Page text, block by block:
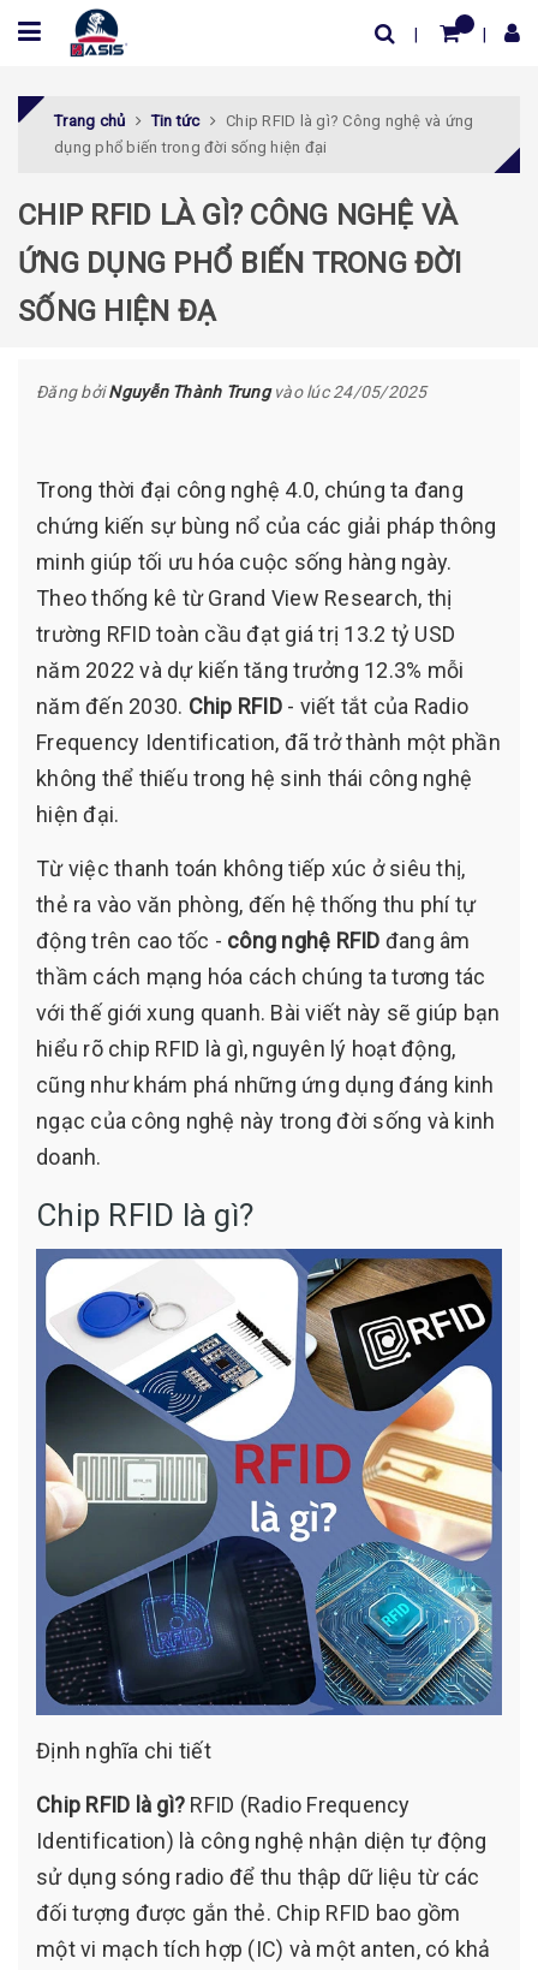
Trang chủ Tin tức
Chip RFID là gì? Công nghệ và ứng
dụng phổ biến trong đời sống hiện đại
CHIP RFID LÀ GÌ? CÔNG NGHỆ VÀ
ỨNG DỤNG PHỔ BIẾN TRONG ĐỜI
SỐNG HIỆN ĐẠ
Đăng bởiNguyễn Thành Trungvào lúc 24/05/2025
Trong thời đại công nghệ 4.0, chúng ta đang
chứng kiến sự bùng nổ của các giải pháp thông
minh giúp tối ưu hóa cuộc sống hàng ngày.
Theo thống kê từ Grand View Research, thị
trường RFID toàn cầu đạt giá trị 13.2 tỷ USD
năm 2022 và dự kiến tăng trưởng 12.3% mỗi
năm đến 2030. Chip RFID- viết tắt của Radio
Frequency Identification, đã trở thành một phần
không thể thiếu trong hệ sinh thái công nghệ
hiện đại.
Từ việc thanh toán không tiếp xúc ở siêu thị,
thẻ ra vào văn phòng, đến hệ thống thu phí tự
động trên cao tốc - công nghệ RFID đang âm
thầm cách mạng hóa cách chúng ta tương tác
với thế giới xung quanh. Bài viết này sẽ giúp bạn
hiểu rõ chip RFID là gì, nguyên lý hoạt động,
cũng như khám phá những ứng dụng đáng kinh
ngạc của công nghệ này trong đời sống và kinh
doanh.
Chip RFID là gì?
Định nghĩa chi tiết
Chip RFID là gì? RFID (Radio Frequency
Identification) là công nghệ nhận diện tự động
sử dụng sóng radio để thu thập dữ liệu từ các
đối tượng được gắn thẻ. Chip RFID bao gồm
một vi mạch tích hợp (IC) và một anten, có khả